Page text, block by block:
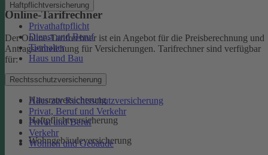
Haftpflichtversicherung
Privathaftpflicht
Dienst und Beruf
Tierhalter
Haus und Bau
Rechtsschutzversicherung
Alles zur Rechtsschutzversicherung
Privat, Beruf und Verkehr
Privat und Beruf
Verkehr
Wohnen und Gebäude
Online-Tarifrechner
Der Online-Tarifrechner ist ein Angebot für die Preisberechnung und
Antragseinreichung für Versicherungen. Tarifrechner sind verfügbar
für:
Kfz-Versicherungen
Hausratversicherung
Haftpflichtversicherung
Wohngebäudeversicherung